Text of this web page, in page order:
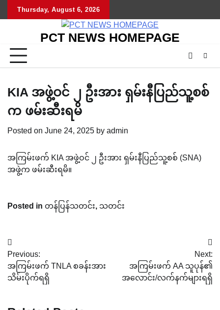
Thursday, August 6, 2026
PCT NEWS HOMEPAGE
KIA အဖွဲ့ဝင် ၂ ဦးအား ရှမ်းနီပြည်သူ့စစ်
က ဖမ်းဆီးရမိ
Posted on June 24, 2025 by admin
အကြမ်းဖက် KIA အဖွဲ့ဝင် ၂ ဦးအား ရှမ်းနီပြည်သူ့စစ် (SNA)
အဖွဲ့က ဖမ်းဆီးရမိ။
Posted in တန်ပြန်သတင်း, သတင်း
Post
navigation
Previous:
အကြမ်းဖက် TNLA စခန်းအား
သိမ်းပိုက်ရရှိ
Next:
အကြမ်းဖက် AA သူပုန်၏
အလောင်း/လက်နက်များရရှိ